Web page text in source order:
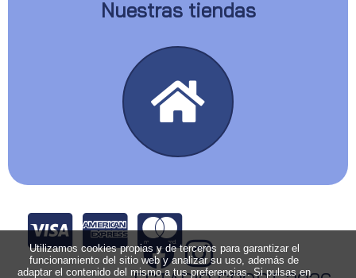
Nuestras tiendas
Utilizamos cookies propias y de terceros para garantizar el
funcionamiento del sitio web y analizar su uso, además de
adaptar el contenido del mismo a tus preferencias. Si pulsas en